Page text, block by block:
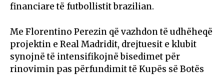
financiare të futbollistit brazilian.
Me Florentino Perezin që vazhdon të udhëheqë
projektin e Real Madridit, drejtuesit e klubit
synojnë të intensifikojnë bisedimet për
rinovimin pas përfundimit të Kupës së Botës